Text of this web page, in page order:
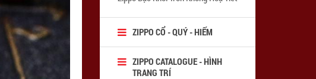
ZIPPO CỔ - QUÝ - HIẾM
ZIPPO CATALOGUE - HÌNH
TRANG TRÍ